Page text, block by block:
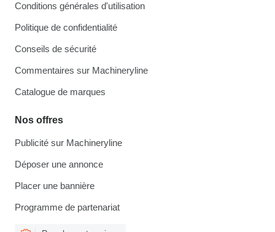
Conditions générales d'utilisation
Politique de confidentialité
Conseils de sécurité
Commentaires sur Machineryline
Catalogue de marques
Nos offres
Publicité sur Machineryline
Déposer une annonce
Placer une bannière
Programme de partenariat